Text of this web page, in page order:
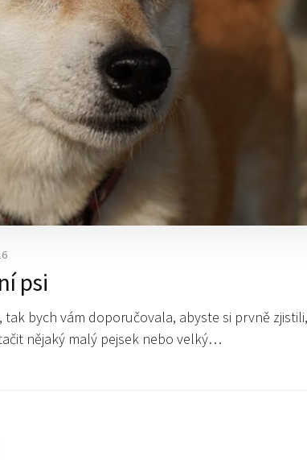
psi
bych vám doporučovala, abyste si prvně
nějaký malý pejsek nebo velký…